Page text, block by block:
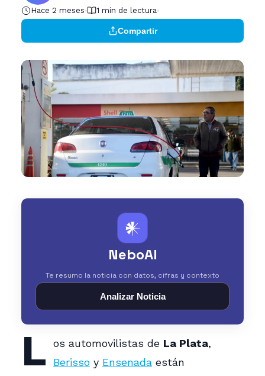
Hace 2 meses 1 min de lectura
Compartir
𒀭
NeboAI
Te resumo la noticia con datos, cifras y contexto
Analizar Noticia
L os automovilistas de La Plata,
Berissoy Ensenadaestán